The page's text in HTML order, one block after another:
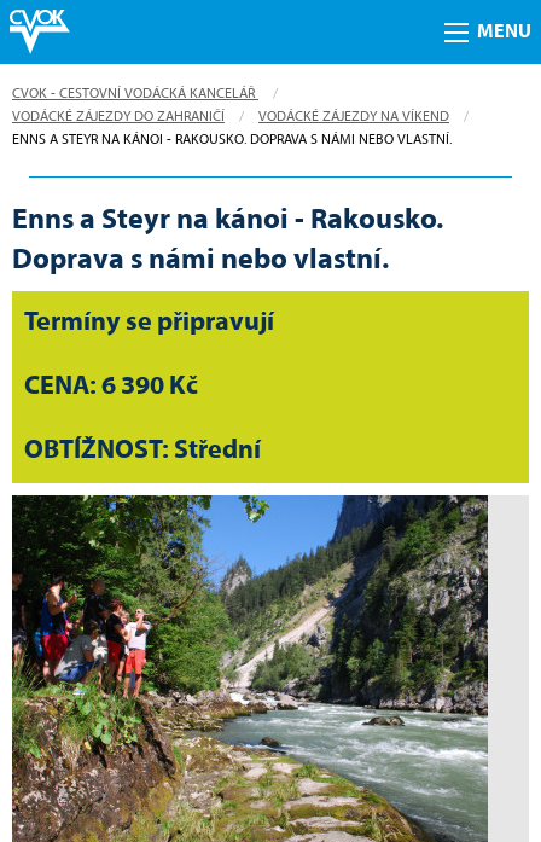
MENU
CVOK - CESTOVNÍ VODÁCKÁ KANCELÁŘ
VODÁCKÉ ZÁJEZDY DO ZAHRANIČÍ
VODÁCKÉ ZÁJEZDY NA VÍKEND
CURRENT:
ENNS A STEYR NA KÁNOI - RAKOUSKO. DOPRAVA S NÁMI NEBO VLASTNÍ.
Enns a Steyr na kánoi - Rakousko.
Doprava s námi nebo vlastní.
Termíny se připravují
CENA: 6 390 Kč
OBTÍŽNOST: Střední